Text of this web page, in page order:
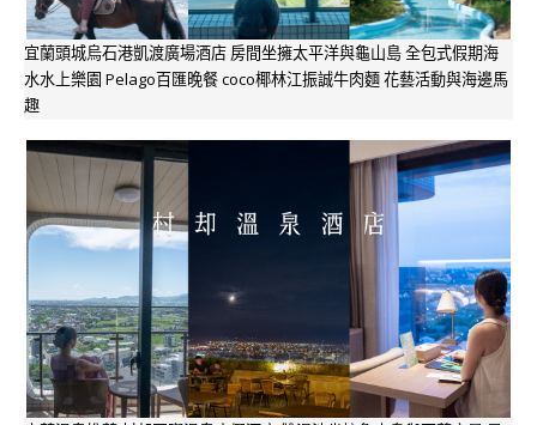
宜蘭頭城烏石港凱渡廣場酒店 房間坐擁太平洋與龜山島 全包式假期海
水水上樂園 Pelago百匯晚餐 coco椰林江振誠牛肉麵 花藝活動與海邊馬
趣